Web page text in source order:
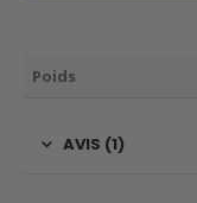
Poids
AVIS (1)